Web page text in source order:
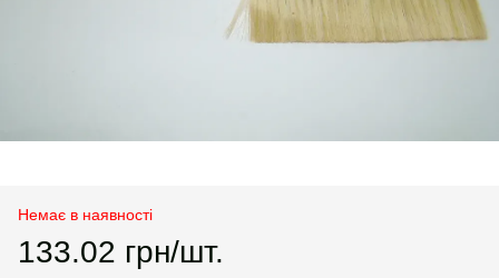
Немає в наявності
133.02 грн/шт.